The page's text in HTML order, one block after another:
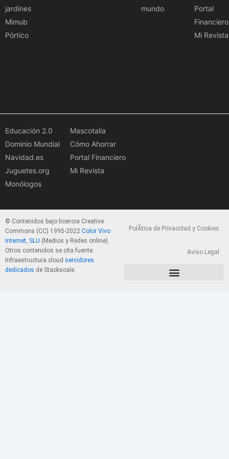
jardines
Mimub
Pórtico
mundo
Portal
Financiero
Mi Revista
Educación 2.0
Dominio Mundial
Navidad.es
Juguetes.org
Monólogos
Mascotalia
Cómo Ahorrar
Portal Financiero
Mi Revista
© Contenidos bajo licencia Creative
Commons (CC) 1995-2022 Color Vivo
Internet, SLU (Medios y Redes online).
Otros contenidos se cita fuente.
Infraestructura cloud servidores
dedicados de Stackscale.
PolÃ­tica de Privacidad y Cookies
Aviso Legal